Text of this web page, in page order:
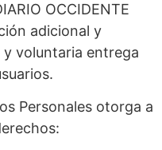
OCCIDENTE
adicional y
y voluntaria entrega
Personales otorga a